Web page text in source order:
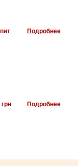
Подробнее
Подробнее